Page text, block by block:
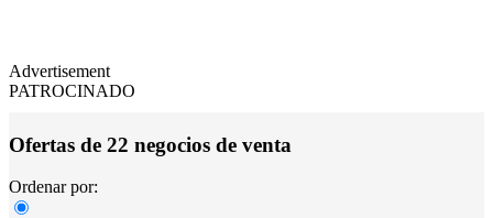
Advertisement
PATROCINADO
Ofertas de 22 negocios de venta
Ordenar por: